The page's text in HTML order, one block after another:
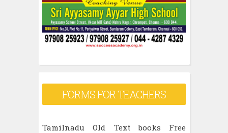
FORMS FOR TEACHERS
Tamilnadu Old Text books Free